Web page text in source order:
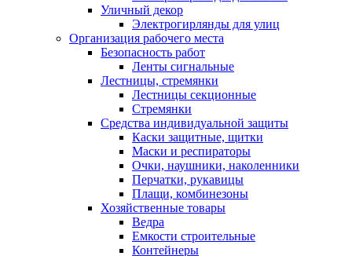
Уличный декор
Электрогирлянды для улиц
Организация рабочего места
Безопасность работ
Ленты сигнальные
Лестницы, стремянки
Лестницы секционные
Стремянки
Средства индивидуальной защиты
Каски защитные, щитки
Маски и респираторы
Очки, наушники, наколенники
Перчатки, рукавицы
Плащи, комбинезоны
Хозяйственные товары
Ведра
Емкости строительные
Контейнеры